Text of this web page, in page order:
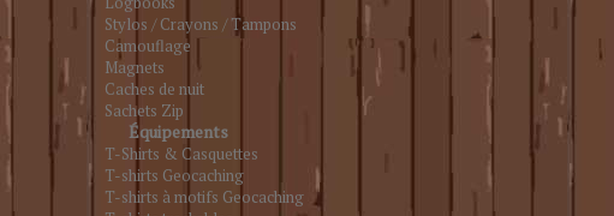
Stylos / Crayons / Tampons
Camouflage
Magnets
Caches de nuit
Sachets Zip
Équipements
T-Shirts & Casquettes
T-shirts Geocaching
T-shirts à motifs Geocaching